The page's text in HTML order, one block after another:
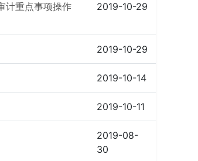
计重点事项操作
2019-10-29
2019-10-29
2019-10-14
2019-10-11
2019-08-
30